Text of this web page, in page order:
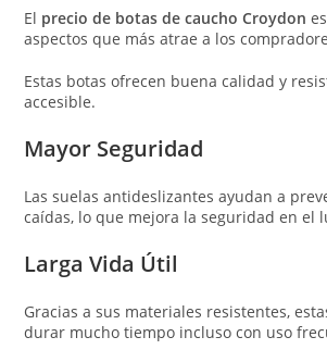
El precio de botas de caucho Croydon
aspectos que más atrae a los
Estas botas ofrecen buena calidad y
accesible.
Mayor Seguridad
Las suelas antideslizantes ayudan a
caídas, lo que mejora la seguridad en el
Larga Vida Útil
Gracias a sus materiales resistentes,
durar mucho tiempo incluso con uso